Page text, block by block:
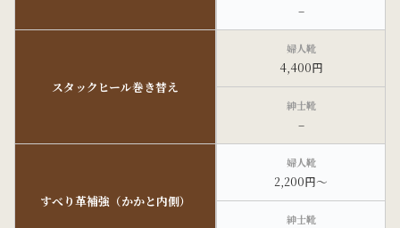
–
スタックヒール巻き替え
4,400円
–
すべり革補強（かかと内側）
2,200円～